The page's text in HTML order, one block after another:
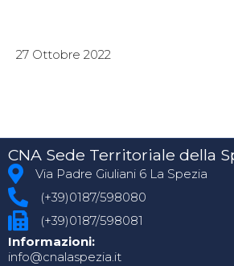
27 Ottobre 2022
CNA Sede Territoriale della
Via Padre Giuliani 6 La Spezia
(+39)0187/598080
(+39)0187/598081
Informazioni:
info@cnalaspezia.it